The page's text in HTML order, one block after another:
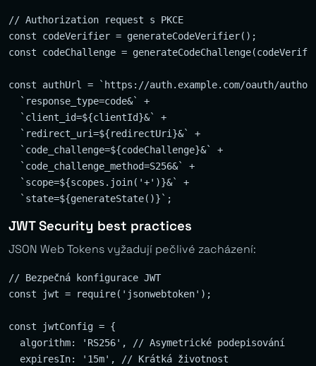
// Authorization request s PKCE
const codeVerifier = generateCodeVerifier();
const codeChallenge =
const authUrl = `https://auth.example.com/oauth/
  `response_type=code&` +
  `client_id=${clientId}&` +
  `redirect_uri=${redirectUri}&` +
  `code_challenge=${codeChallenge}&` +
  `code_challenge_method=S256&` +
  `scope=${scopes.join('+')}&` +
JWT Security best practices
JSON Web Tokens vyžadují pečlivé zacházení:
// Bezpečná konfigurace JWT
const jwt = require('jsonwebtoken');
const jwtConfig = {
  algorithm: 'RS256', // Asymetrické podepisování
  expiresIn: '15m', // Krátká životnost